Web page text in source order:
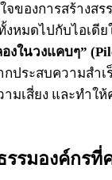
จของการสร้างส
หมดไปกับไอเดีย
งในวงแคบๆ”
ประสบความสำ
มเสี่ยง และทำใ
รมองค์กรที่